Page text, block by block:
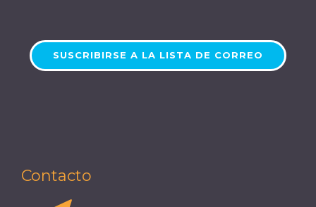
SUSCRIBIRSE A LA LISTA DE CORREO
Contacto